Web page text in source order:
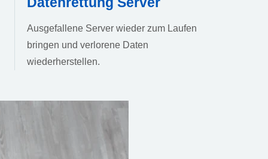
Ausgefallene Server wieder zum Laufen
bringen und verlorene Daten
wiederherstellen.